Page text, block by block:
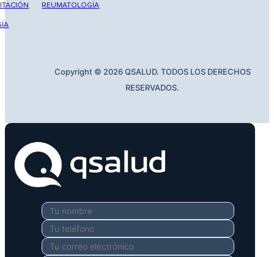
REUMATOLOGÍA
Copyright © 2026 QSALUD. TODOS LOS DERECHOS
RESERVADOS.